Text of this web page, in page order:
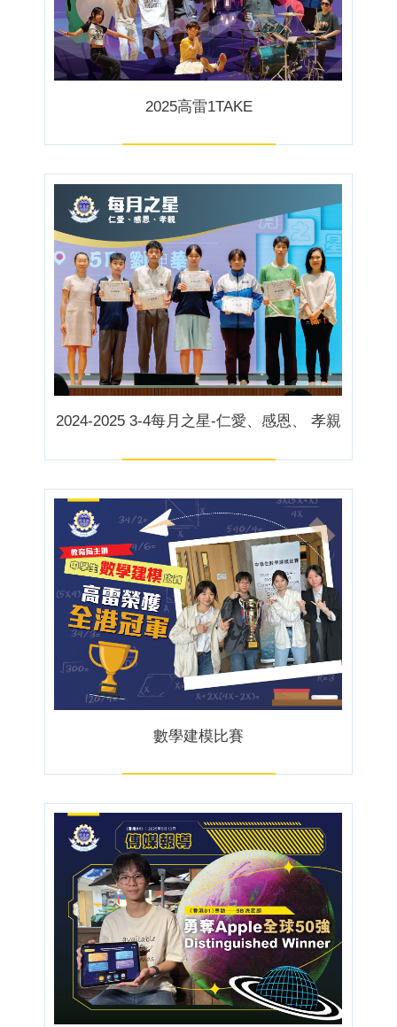
2025高雷1TAKE
2024-2025 3-4每月之星-仁愛、感恩、 孝親
數學建模比賽